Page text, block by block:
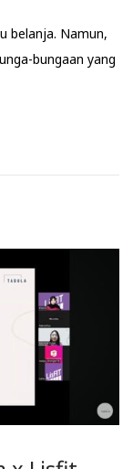
belanja. Namun,
bungaan yang